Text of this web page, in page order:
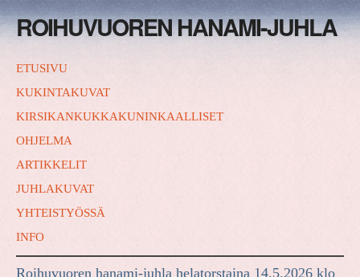
ROIHUVUOREN HANAMI-JUHLA
ETUSIVU
KUKINTAKUVAT
KIRSIKANKUKKAKUNINKAALLISET
OHJELMA
ARTIKKELIT
JUHLAKUVAT
YHTEISTYÖSSÄ
INFO
Roihuvuoren hanami-juhla helatorstaina 14.5.2026 klo